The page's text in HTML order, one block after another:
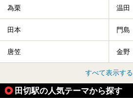
為栗 温田
田本 門島
唐笠 金野
すべて表示する
田切駅の人気テーマから探す